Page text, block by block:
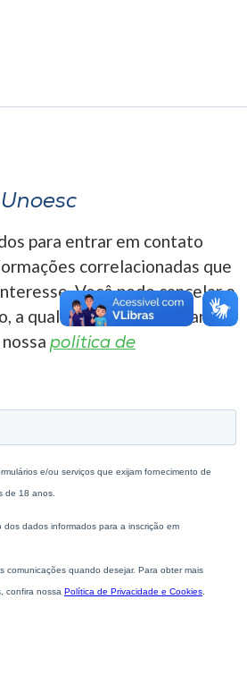
para entrar em contato
correlacionadas que
Você pode cancelar o
a qualquer momento. Para
política de